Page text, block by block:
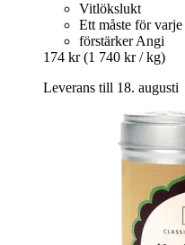
Vitlökslukt
Ett måste för
förstärker Angi
174 kr (1 740 kr / kg)
Leverans till 18. augusti